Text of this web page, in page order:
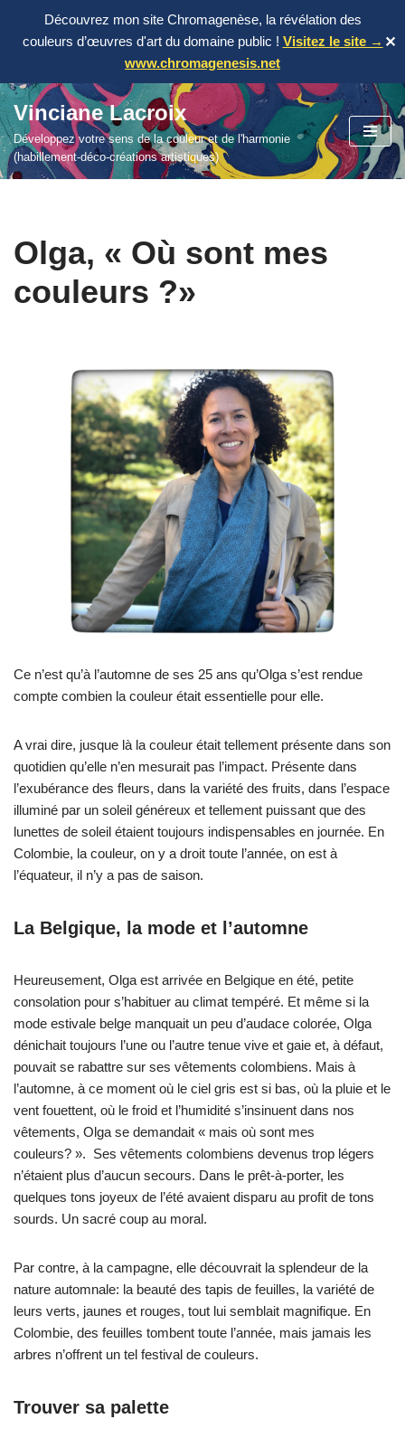
Découvrez mon site Chromagenèse, la révélation des
couleurs d’œuvres d'art du domaine public ! Visitez le site →
www.chromagenesis.net
✕
Aller
au
contenu
Vinciane Lacroix
Développez votre sens de la couleur et de l'harmonie
(habillement-déco-créations artistiques)
Olga, « Où sont mes
couleurs ?»
Ce n’est qu’à l’automne de ses 25 ans qu’Olga s’est rendue
compte combien la couleur était essentielle pour elle.
A vrai dire, jusque là la couleur était tellement présente dans son
quotidien qu’elle n’en mesurait pas l’impact. Présente dans
l’exubérance des fleurs, dans la variété des fruits, dans l’espace
illuminé par un soleil généreux et tellement puissant que des
lunettes de soleil étaient toujours indispensables en journée. En
Colombie, la couleur, on y a droit toute l’année, on est à
l’équateur, il n’y a pas de saison.
La Belgique, la mode et l’automne
Heureusement, Olga est arrivée en Belgique en été, petite
consolation pour s’habituer au climat tempéré. Et même si la
mode estivale belge manquait un peu d’audace colorée, Olga
dénichait toujours l’une ou l’autre tenue vive et gaie et, à défaut,
pouvait se rabattre sur ses vêtements colombiens. Mais à
l’automne, à ce moment où le ciel gris est si bas, où la pluie et le
vent fouettent, où le froid et l’humidité s’insinuent dans nos
vêtements, Olga se demandait « mais où sont mes
couleurs? ». Ses vêtements colombiens devenus trop légers
n’étaient plus d’aucun secours. Dans le prêt-à-porter, les
quelques tons joyeux de l’été avaient disparu au profit de tons
sourds. Un sacré coup au moral.
Par contre, à la campagne, elle découvrait la splendeur de la
nature automnale: la beauté des tapis de feuilles, la variété de
leurs verts, jaunes et rouges, tout lui semblait magnifique. En
Colombie, des feuilles tombent toute l’année, mais jamais les
arbres n’offrent un tel festival de couleurs.
Trouver sa palette